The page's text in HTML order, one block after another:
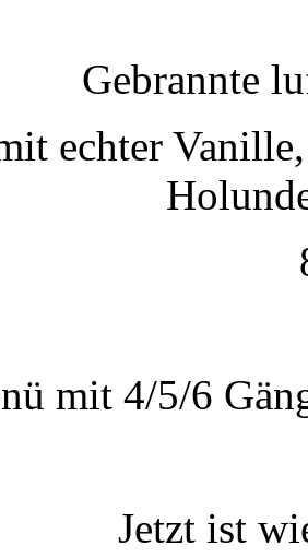
Gebrannte
echter
mit 4/5/6
Jetzt ist